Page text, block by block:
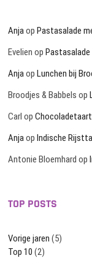
AnjaopPastasalade
Evelien op
AnjaopLunchen bij
Broodjes & Babbels op
Carl opChocoladetaart
AnjaopIndische
Antonie Bloemhard op
TOP POSTS
Vorige jaren (5)
Top 10 (2)